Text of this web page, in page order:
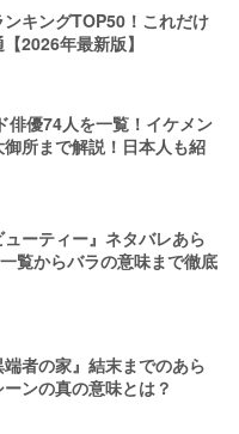
キングTOP50！これだけ
2026年最新版】
俳優74人を一覧！イケメン
所まで解説！日本人も紹
ーティー』ネタバレあら
覧からバラの意味まで徹底
端者の家』結末までのあら
ンの真の意味とは？